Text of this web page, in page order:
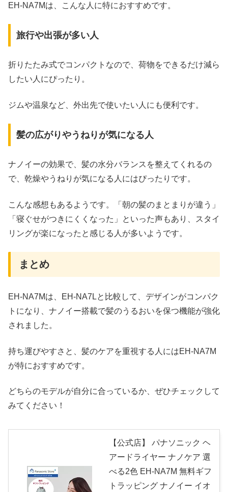
EH-NA7Mは、こんな人に特におすすめです。
旅行や出張が多い人
折りたたみ式でコンパクトなので、荷物をできるだけ減ら
したい人にぴったり。
ジムや温泉など、外出先で使いたい人にも便利です。
髪の広がりやうねりが気になる人
ナノイーの効果で、髪の水分バランスを整えてくれるの
で、乾燥やうねりが気になる人にはぴったりです。
こんな感想もあるようです。「朝の髪のまとまりが違う」
「寝ぐせがつきにくくなった」といった声もあり、スタイ
リングが楽になったと感じる人が多いようです。
まとめ
EH-NA7Mは、EH-NA7Lと比較して、デザインがコンパク
トになり、ナノイー搭載で髪のうるおいを保つ機能が強化
されました。
持ち運びやすさと、髪のケアを重視する人にはEH-NA7M
が特におすすめです。
どちらのモデルが自分に合っているか、ぜひチェックして
みてください！
【公式店】 パナソニック ヘ
アードライヤー ナノケア 選
べる2色 EH-NA7M 無料ギフ
トラッピング ナノイー イオ